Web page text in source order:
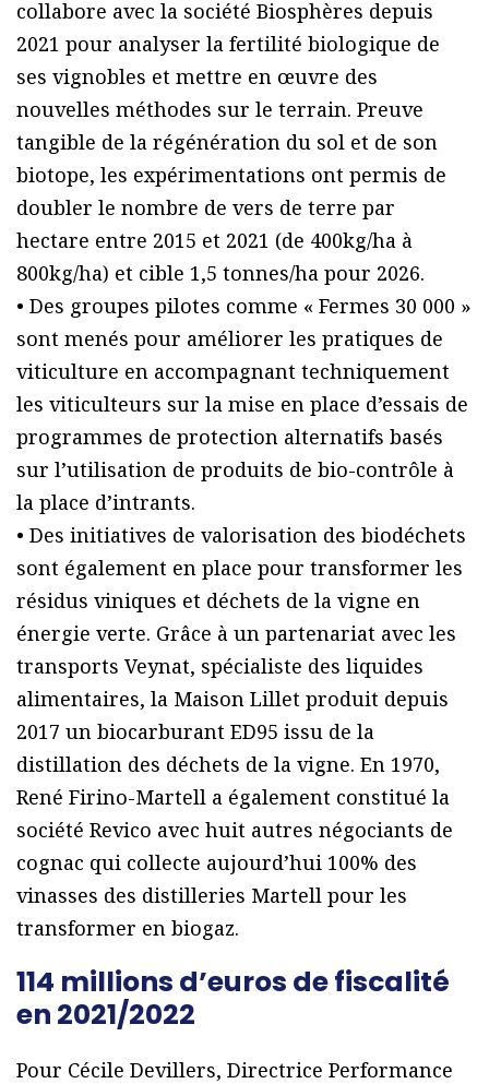
collabore avec la société Biosphères depuis
2021 pour analyser la fertilité biologique de
ses vignobles et mettre en œuvre des
nouvelles méthodes sur le terrain. Preuve
tangible de la régénération du sol et de son
biotope, les expérimentations ont permis de
doubler le nombre de vers de terre par
hectare entre 2015 et 2021 (de 400kg/ha à
800kg/ha) et cible 1,5 tonnes/ha pour 2026.
• Des groupes pilotes comme « Fermes 30 000 »
sont menés pour améliorer les pratiques de
viticulture en accompagnant techniquement
les viticulteurs sur la mise en place d’essais de
programmes de protection alternatifs basés
sur l’utilisation de produits de bio-contrôle à
la place d’intrants.
• Des initiatives de valorisation des biodéchets
sont également en place pour transformer les
résidus viniques et déchets de la vigne en
énergie verte. Grâce à un partenariat avec les
transports Veynat, spécialiste des liquides
alimentaires, la Maison Lillet produit depuis
2017 un biocarburant ED95 issu de la
distillation des déchets de la vigne. En 1970,
René Firino-Martell a également constitué la
société Revico avec huit autres négociants de
cognac qui collecte aujourd’hui 100% des
vinasses des distilleries Martell pour les
transformer en biogaz.
114 millions d’euros de fiscalité
en 2021/2022
Pour Cécile Devillers, Directrice Performance